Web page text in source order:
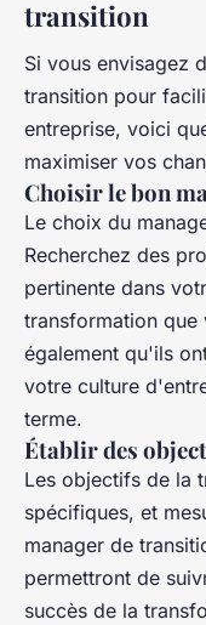
transition
Si vous envisagez
transition pour
entreprise, voici
maximiser vos
Choisir le bon
Le choix du
Recherchez des
pertinente dans
transformation que
également qu'ils
votre culture
terme.
Établir des
Les objectifs de la
spécifiques, et
manager de
permettront de
succès de la